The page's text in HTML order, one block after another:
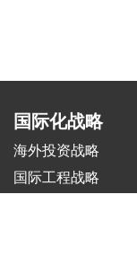
国际化战略
海外投资战略
国际工程战略